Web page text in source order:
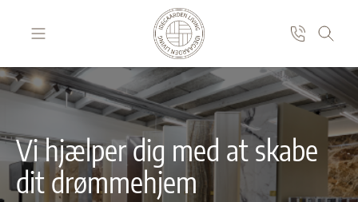
Skip to Content
Vi hjælper dig med at skabe
dit drømmehjem